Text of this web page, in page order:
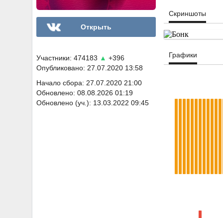
Открыть
Участники: 474183 ▲ +396
Опубликовано: 27.07.2020 13:58
Начало сбора: 27.07.2020 21:00
Обновлено: 08.08.2026 01:19
Обновлено (уч.): 13.03.2022 09:45
Скриншоты
Графики